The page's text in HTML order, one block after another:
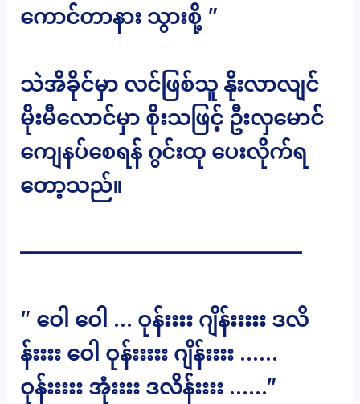
ကောင်တာနား သွားစို့ ”
သဲအိခိုင်မှာ လင်ဖြစ်သူ နိုးလာလျင်
မိုးမီလောင်မှာ စိုးသဖြင့် ဦးလှမောင်
ကျေနပ်စေရန် ဂွင်းထု ပေးလိုက်ရ
တော့သည်။
—————————————–
” ဝေါ ဝေါ … ဝုန်းးးး ဂျိန်းးးးး ဒလိ
န်းးးး ဝေါ ဝုန်းးးးး ဂျိန်းးးး ……
ဝုန်းးးးး အုံးးးး ဒလိန်းးးး ……”